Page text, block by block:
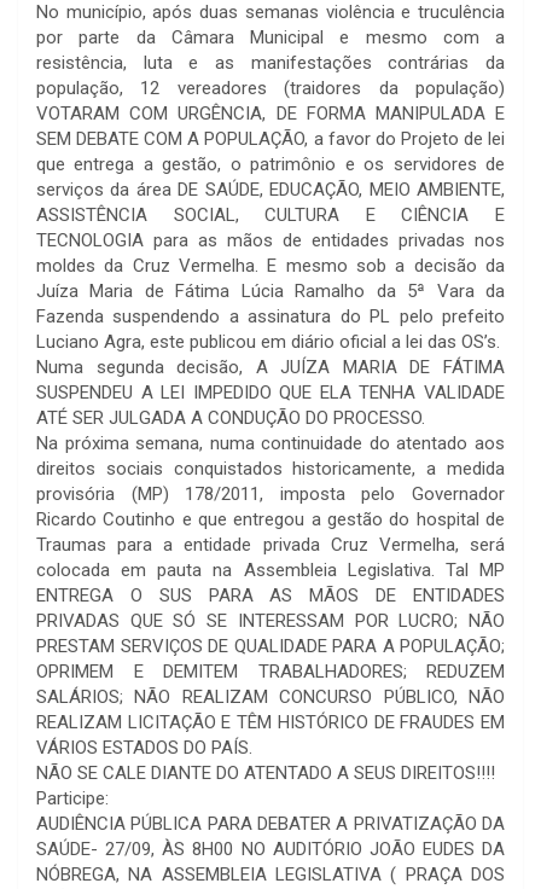
No município, após duas semanas violência e truculência
por parte da Câmara Municipal e mesmo com a
resistência, luta e as manifestações contrárias da
população, 12 vereadores (traidores da população)
VOTARAM COM URGÊNCIA, DE FORMA MANIPULADA E
SEM DEBATE COM A POPULAÇÃO, a favor do Projeto de lei
que entrega a gestão, o patrimônio e os servidores de
serviços da área DE SAÚDE, EDUCAÇÃO, MEIO AMBIENTE,
ASSISTÊNCIA SOCIAL, CULTURA E CIÊNCIA E
TECNOLOGIA para as mãos de entidades privadas nos
moldes da Cruz Vermelha. E mesmo sob a decisão da
Juíza Maria de Fátima Lúcia Ramalho da 5ª Vara da
Fazenda suspendendo a assinatura do PL pelo prefeito
Luciano Agra, este publicou em diário oficial a lei das OS’s.
Numa segunda decisão, A JUÍZA MARIA DE FÁTIMA
SUSPENDEU A LEI IMPEDIDO QUE ELA TENHA VALIDADE
ATÉ SER JULGADA A CONDUÇÃO DO PROCESSO.
Na próxima semana, numa continuidade do atentado aos
direitos sociais conquistados historicamente, a medida
provisória (MP) 178/2011, imposta pelo Governador
Ricardo Coutinho e que entregou a gestão do hospital de
Traumas para a entidade privada Cruz Vermelha, será
colocada em pauta na Assembleia Legislativa. Tal MP
ENTREGA O SUS PARA AS MÃOS DE ENTIDADES
PRIVADAS QUE SÓ SE INTERESSAM POR LUCRO; NÃO
PRESTAM SERVIÇOS DE QUALIDADE PARA A POPULAÇÃO;
OPRIMEM E DEMITEM TRABALHADORES; REDUZEM
SALÁRIOS; NÃO REALIZAM CONCURSO PÚBLICO, NÃO
REALIZAM LICITAÇÃO E TÊM HISTÓRICO DE FRAUDES EM
VÁRIOS ESTADOS DO PAÍS.
NÃO SE CALE DIANTE DO ATENTADO A SEUS DIREITOS!!!!
Participe:
AUDIÊNCIA PÚBLICA PARA DEBATER A PRIVATIZAÇÃO DA
SAÚDE- 27/09, ÀS 8H00 NO AUDITÓRIO JOÃO EUDES DA
NÓBREGA, NA ASSEMBLEIA LEGISLATIVA ( PRAÇA DOS